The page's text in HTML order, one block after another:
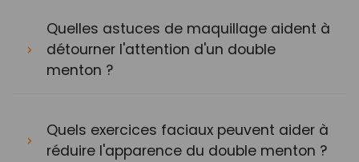
Quelles astuces de maquillage aident à
détourner l'attention d'un double
menton ?
Quels exercices faciaux peuvent aider à
réduire l'apparence du double menton ?